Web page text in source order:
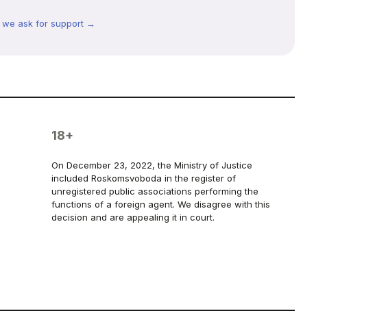
we ask for support →
18+
On December 23, 2022, the Ministry of Justice
included Roskomsvoboda in the register of
unregistered public associations performing the
functions of a foreign agent. We disagree with this
decision and are appealing it in court.